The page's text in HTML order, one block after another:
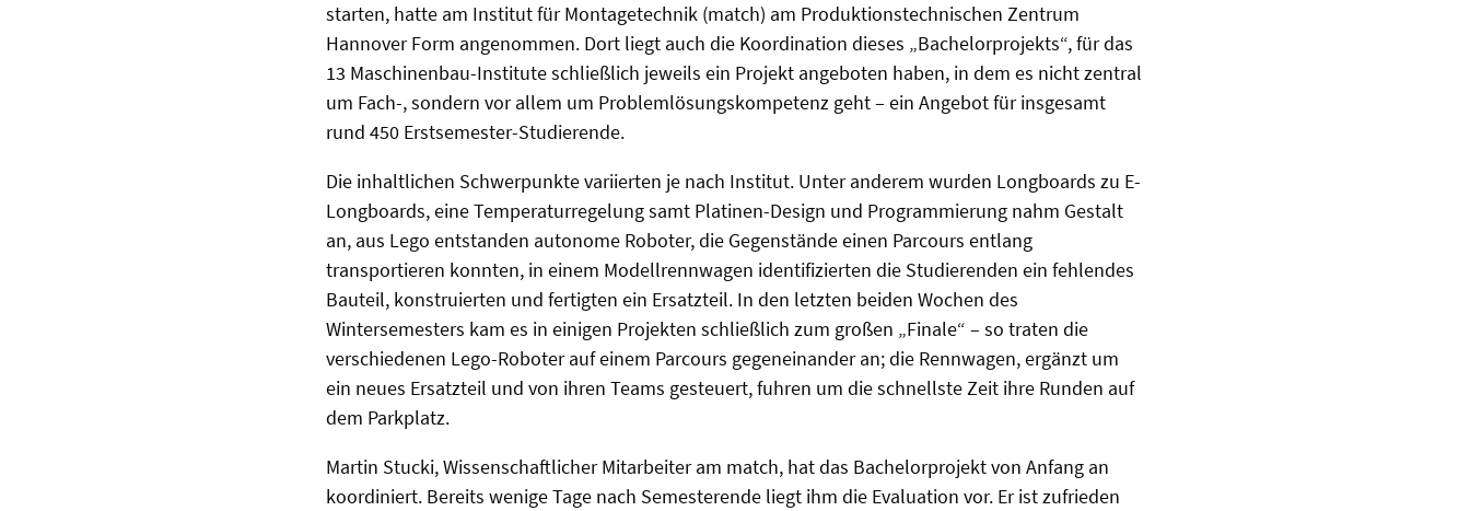
starten, hatte am Institut für Montagetechnik (match) am Produktionstechnischen Zentrum
Hannover Form angenommen. Dort liegt auch die Koordination dieses „Bachelorprojekts“, für das
13 Maschinenbau-Institute schließlich jeweils ein Projekt angeboten haben, in dem es nicht zentral
um Fach-, sondern vor allem um Problemlösungskompetenz geht – ein Angebot für insgesamt
rund 450 Erstsemester-Studierende.
Die inhaltlichen Schwerpunkte variierten je nach Institut. Unter anderem wurden Longboards zu E-
Longboards, eine Temperaturregelung samt Platinen-Design und Programmierung nahm Gestalt
an, aus Lego entstanden autonome Roboter, die Gegenstände einen Parcours entlang
transportieren konnten, in einem Modellrennwagen identifizierten die Studierenden ein fehlendes
Bauteil, konstruierten und fertigten ein Ersatzteil. In den letzten beiden Wochen des
Wintersemesters kam es in einigen Projekten schließlich zum großen „Finale“ – so traten die
verschiedenen Lego-Roboter auf einem Parcours gegeneinander an; die Rennwagen, ergänzt um
ein neues Ersatzteil und von ihren Teams gesteuert, fuhren um die schnellste Zeit ihre Runden auf
dem Parkplatz.
Martin Stucki, Wissenschaftlicher Mitarbeiter am match, hat das Bachelorprojekt von Anfang an
koordiniert. Bereits wenige Tage nach Semesterende liegt ihm die Evaluation vor. Er ist zufrieden